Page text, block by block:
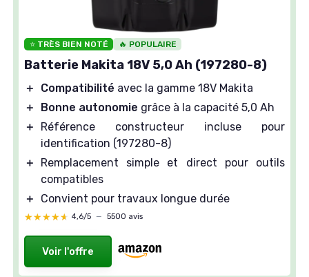
⭐ TRÈS BIEN NOTÉ 🔥 POPULAIRE
Batterie Makita 18V 5,0 Ah (197280-8)
＋ Compatibilité avec la gamme 18V Makita
＋
Bonne autonomie grâce à la capacité 5,0 Ah
＋
Référence constructeur incluse pour
identification (197280-8)
＋
Remplacement simple et direct pour outils
compatibles
＋
Convient pour travaux longue durée
★★★★★
★★★★★ 4,6/5 — 5500 avis
Voir l'offre